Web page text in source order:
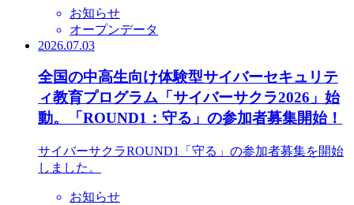
お知らせ
オープンデータ
2026.07.03
全国の中高生向け体験型サイバーセキュリテ
ィ教育プログラム「サイバーサクラ2026」始
動。「ROUND1：守る」の参加者募集開始！
サイバーサクラROUND1「守る」の参加者募集を開始
しました。
お知らせ